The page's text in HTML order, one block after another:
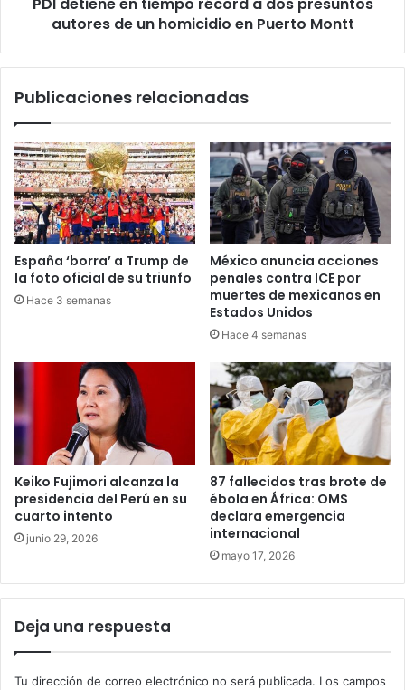
Montt
autores de un homicidio en Puerto Montt
Publicaciones relacionadas
España ‘borra’ a Trump de
la foto oficial de su triunfo
Hace 3 semanas
México anuncia acciones
penales contra ICE por
muertes de mexicanos en
Estados Unidos
Hace 4 semanas
Keiko Fujimori alcanza la
presidencia del Perú en su
cuarto intento
junio 29, 2026
87 fallecidos tras brote de
ébola en África: OMS
declara emergencia
internacional
mayo 17, 2026
Deja una respuesta
Tu dirección de correo electrónico no será publicada. Los campos